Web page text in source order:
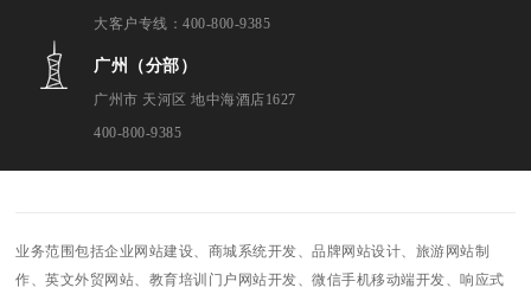
大客户专线：400-800-9385
广州（分部）
广州市 天河区 地中海酒店1627
400-800-9385
业务范围包括企业网站建设、商城系统开发、品牌网站设计、旅游网站制
作、英文外贸网站、教育培训门户网站开发、微信手机移动端开发、响应式